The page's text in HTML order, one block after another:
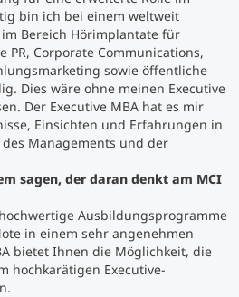
bin ich bei einem weltweit
Bereich Hörimplantate für
PR, Corporate Communications,
sowie öffentliche
Dies wäre ohne meinen Executive
Der Executive MBA hat es mir
Einsichten und Erfahrungen in
Managements und der
sagen, der daran denkt am MCI
Ausbildungsprogramme
in einem sehr angenehmen
bietet Ihnen die Möglichkeit, die
hochkarätigen Executive-